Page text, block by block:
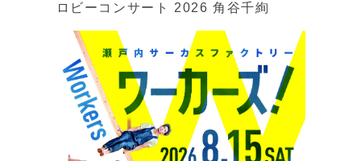
ロビーコンサート 2026 角谷千絢